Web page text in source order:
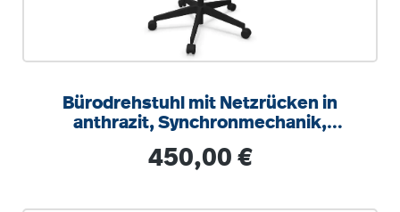
Bürodrehstuhl mit Netzrücken in
anthrazit, Synchronmechanik,
Regulärer Preis:
450,00 €